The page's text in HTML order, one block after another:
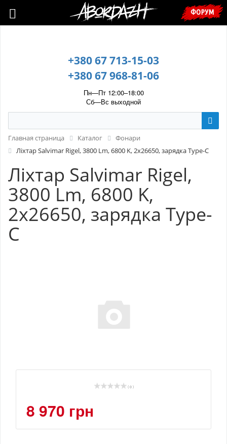
🇺🇦 У зв’язку з воєнним станом, прохання уточнювати ціну та
наявність у менеджера. 🇺🇦
+380 67 713-15-03
+380 67 968-81-06
Пн—Пт 12:00–18:00
Сб—Вс выходной
ФОРУМ
Главная страница Каталог
Фонари
Ліхтар Salvimar Rigel, 3800 Lm, 6800 K, 2x26650, зарядка Type-C
Ліхтар Salvimar Rigel,
3800 Lm, 6800 K,
2x26650, зарядка Type-
C
( 0 )
8 970 грн